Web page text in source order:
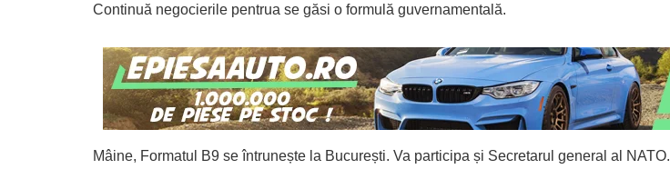
Continuă negocierile pentrua se găsi o formulă guvernamentală.
Mâine, Formatul B9 se întrunește la București. Va participa și Secretarul general al NATO.